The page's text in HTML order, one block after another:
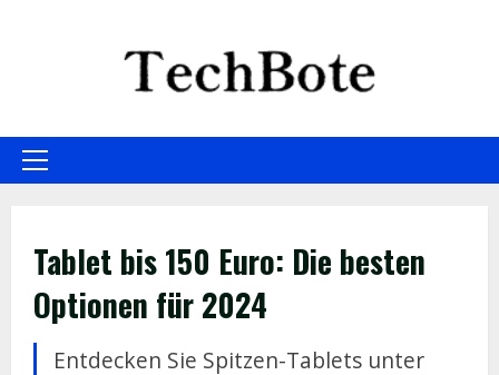
Primary
Tablet bis 150 Euro: Die besten
Optionen für 2024
Entdecken Sie Spitzen-Tablets unter